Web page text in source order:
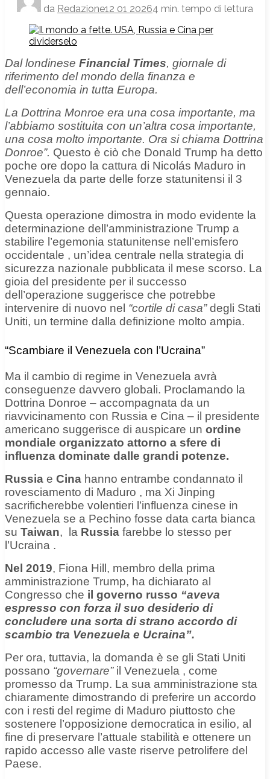
da Redazione12 01 20264 min. tempo di lettura
Dal londinese Financial Times, giornale di
riferimento del mondo della finanza e
dell’economia in tutta Europa.
La Dottrina Monroe era una cosa importante, ma
l’abbiamo sostituita con un’altra cosa importante,
una cosa molto importante. Ora si chiama Dottrina
Donroe”. Questo è ciò che Donald Trump ha detto
poche ore dopo la cattura di Nicolás Maduro in
Venezuela da parte delle forze statunitensi il 3
gennaio.
Questa operazione dimostra in modo evidente la
determinazione dell’amministrazione Trump a
stabilire l’egemonia statunitense nell’emisfero
occidentale , un’idea centrale nella strategia di
sicurezza nazionale pubblicata il mese scorso. La
gioia del presidente per il successo
dell’operazione suggerisce che potrebbe
intervenire di nuovo nel “cortile di casa”degli Stati
Uniti, un termine dalla definizione molto ampia.
“Scambiare il Venezuela con l’Ucraina”
Ma il cambio di regime in Venezuela avrà
conseguenze davvero globali. Proclamando la
Dottrina Donroe – accompagnata da un
riavvicinamento con Russia e Cina – il presidente
americano suggerisce di auspicare un ordine
mondiale organizzato attorno a sfere di
influenza dominate dalle grandi potenze.
Russia e Cina hanno entrambe condannato il
rovesciamento di Maduro , ma Xi Jinping
sacrificherebbe volentieri l’influenza cinese in
Venezuela se a Pechino fosse data carta bianca
su Taiwan, la Russia farebbe lo stesso per
l’Ucraina .
Nel 2019, Fiona Hill, membro della prima
amministrazione Trump, ha dichiarato al
Congresso che il governo russo “aveva
espresso con forza il suo desiderio di
concludere una sorta di strano accordo di
scambio tra Venezuela e Ucraina”.
Per ora, tuttavia, la domanda è se gli Stati Uniti
possano “governare”il Venezuela , come
promesso da Trump. La sua amministrazione sta
chiaramente dimostrando di preferire un accordo
con i resti del regime di Maduro piuttosto che
sostenere l’opposizione democratica in esilio, al
fine di preservare l’attuale stabilità e ottenere un
rapido accesso alle vaste riserve petrolifere del
Paese.